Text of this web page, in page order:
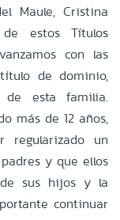
Maule, Cristina
estos Títulos
con las
de dominio,
de esta familia.
más de 12 años,
un
y que ellos
sus hijos y la
continuar